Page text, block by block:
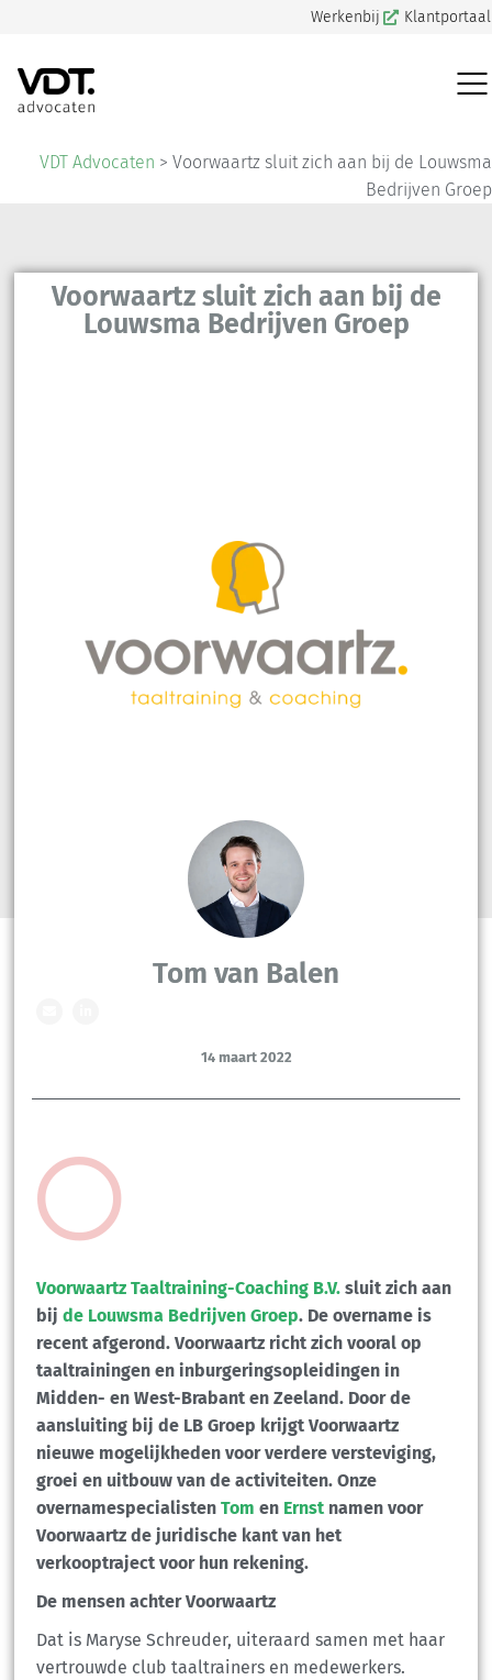
Werkenbij Klantportaal
VDT Advocaten > Voorwaartz sluit zich aan bij de Louwsma
Bedrijven Groep
Voorwaartz sluit zich aan bij de
Louwsma Bedrijven Groep
Tom van Balen
14 maart 2022
Voorwaartz Taaltraining-Coaching B.V. sluit zich aan
bij de Louwsma Bedrijven Groep. De overname is
recent afgerond. Voorwaartz richt zich vooral op
taaltrainingen en inburgeringsopleidingen in
Midden- en West-Brabant en Zeeland. Door de
aansluiting bij de LB Groep krijgt Voorwaartz
nieuwe mogelijkheden voor verdere versteviging,
groei en uitbouw van de activiteiten. Onze
overnamespecialisten Tom en Ernst namen voor
Voorwaartz de juridische kant van het
verkooptraject voor hun rekening.
De mensen achter Voorwaartz
Dat is Maryse Schreuder, uiteraard samen met haar
vertrouwde club taaltrainers en medewerkers.